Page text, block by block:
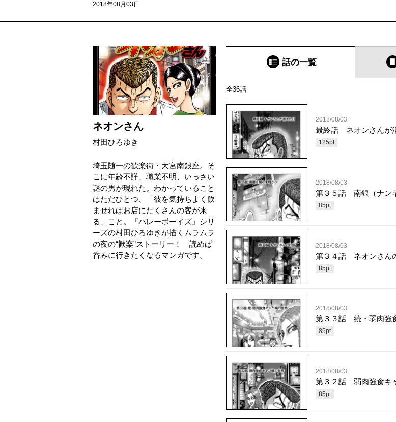
2018年08月03日
ネオンさん
村田ひろゆき
埼玉随一の歓楽街・大宮南銀座。そ
こに年齢不詳、職業不明、いっさい
謎の男が現れた。わかっていること
はただひとつ、「彼を気持ちよく飲
ませればお店にたくさんの客が来
る」こと。『バレーボーイズ』シリ
ーズの村田ひろゆきが描くムラムラ
の夜の“歓楽”ストーリー！ 読めば
呑みに行きたくなるマンガです。
話の一覧
全36話
2018/08/03
最終話 ネオンさんが
125pt
2018/08/03
第３５話 南銀（ナン
85pt
2018/08/03
第３４話 ネオンさん
85pt
2018/08/03
第３３話 続・弱肉強
85pt
2018/08/03
第３２話 弱肉強食キ
85pt